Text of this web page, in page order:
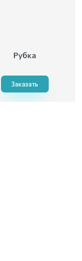
Рубка
Заказать